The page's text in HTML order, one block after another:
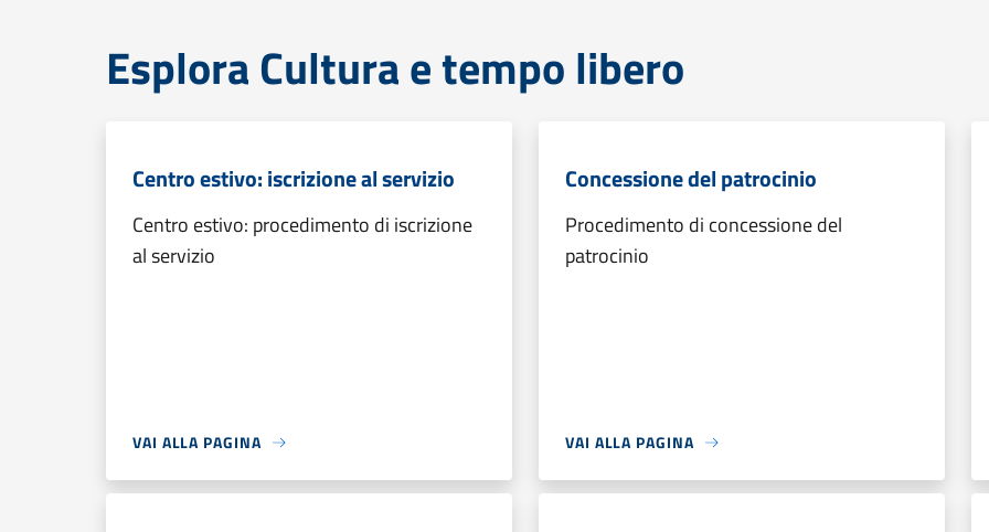
Esplora Cultura e tempo libero
Centro estivo: iscrizione al servizio
Centro estivo: procedimento di iscrizione
al servizio
VAI ALLA PAGINA
Concessione del patrocinio
Procedimento di concessione del
patrocinio
VAI ALLA PAGINA